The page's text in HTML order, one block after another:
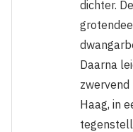
dichter.
Daarna
zwervend
Haag, in